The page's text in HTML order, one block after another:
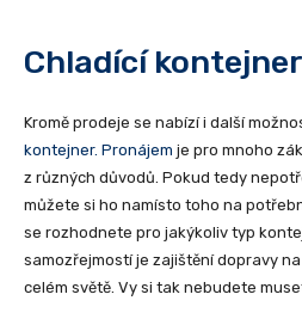
Chladící
Kromě prodeje se nabízí i další
kontejner. Pronájem je pro mnoho
z různých důvodů. Pokud tedy
můžete si ho namísto toho na
se rozhodnete pro jakýkoliv typ
samozřejmostí je zajištění dopravy
celém světě. Vy si tak nebudete